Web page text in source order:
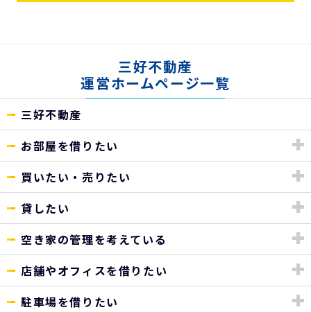
三好不動産
運営ホームページ一覧
三好不動産
お部屋を借りたい
買いたい・売りたい
貸したい
空き家の管理を考えている
店舗やオフィスを借りたい
駐車場を借りたい